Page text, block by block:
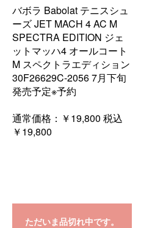
バボラ Babolat テニスシュ
ーズ JET MACH 4 AC M
SPECTRA EDITION ジェ
ットマッハ4 オールコート
M スペクトラエディション
30F26629C-2056 7月下旬
発売予定※予約
通常価格： ￥19,800 税込
￥19,800
ただいま品切れ中です。